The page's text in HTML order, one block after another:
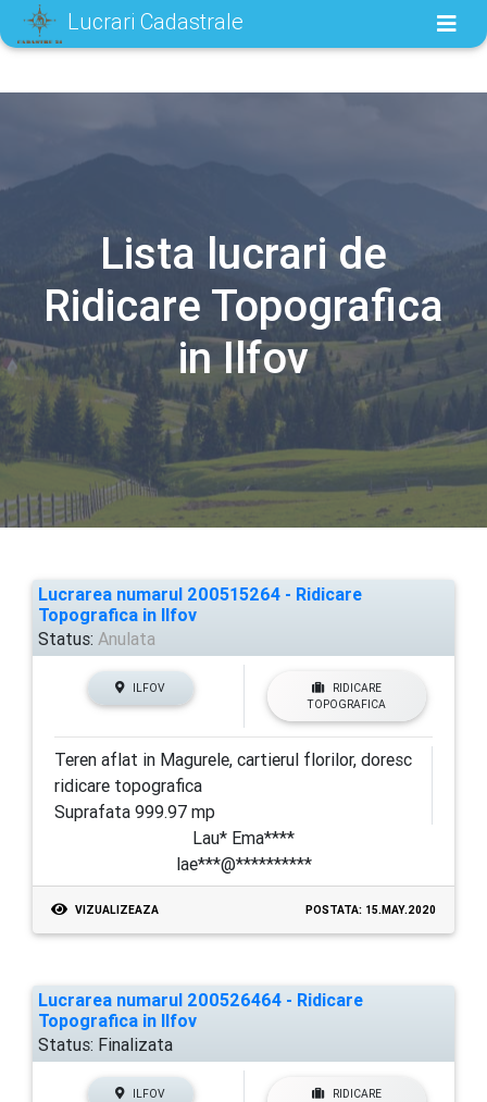
Lucrari Cadastrale
Lista lucrari de
Ridicare Topografica
in Ilfov
Lucrarea numarul 200515264 - Ridicare
Topografica in Ilfov
Status: Anulata
ILFOV
RIDICARE
TOPOGRAFICA
Teren aflat in Magurele, cartierul florilor, doresc
ridicare topografica
Suprafata 999.97 mp
Lau* Ema****
lae***@**********
VIZUALIZEAZA POSTATA: 15.MAY.2020
Lucrarea numarul 200526464 - Ridicare
Topografica in Ilfov
Status: Finalizata
ILFOV
RIDICARE